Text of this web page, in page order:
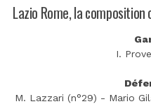
Lazio Rome, la
I.
M. Lazzari (n°29) - Mario